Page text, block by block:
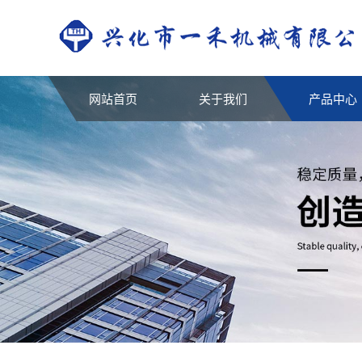
网站首页 关于我们 产品中心